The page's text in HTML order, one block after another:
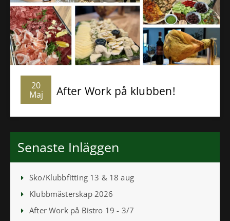
20
Maj
After Work på klubben!
Senaste Inläggen
Sko/Klubbfitting 13 & 18 aug
Klubbmästerskap 2026
After Work på Bistro 19 - 3/7